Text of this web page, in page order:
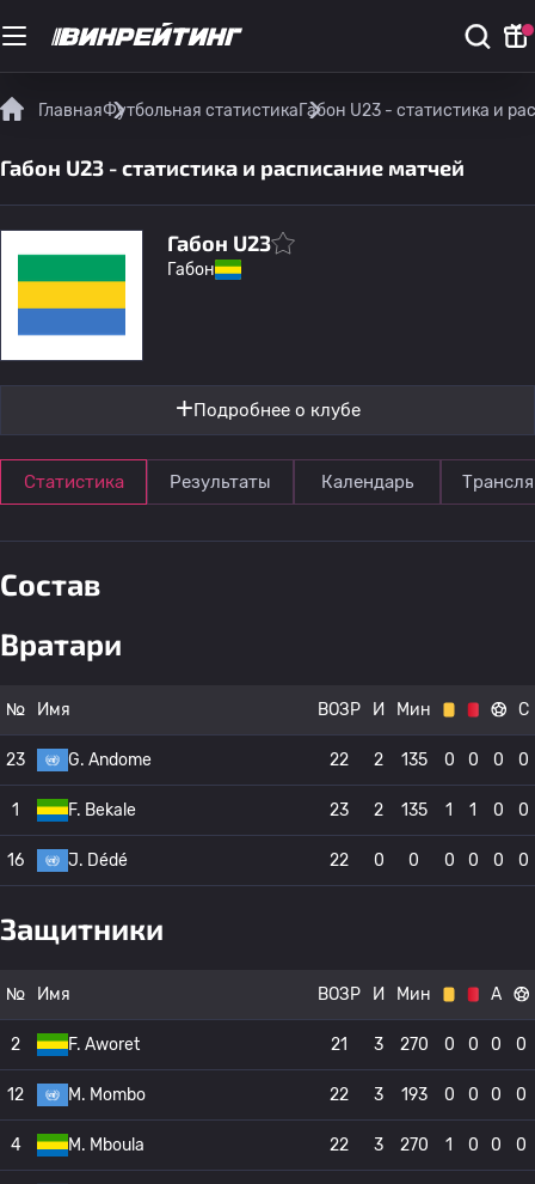
ГлавнаяФутбольная статистикаГабон U23 - статистика и
Габон U23 - статистика и расписание матчей
Габон U23
Габон
Подробнее о клубе
Статистика Результаты Календарь
Состав
Вратари
№ Имя ВОЗР И Мин С
23 G. Andome 22 2 135 0 0 0 0
1 F. Bekale 23 2 135 1 1 0 0
16 J. Dédé 22 0 0 0 0 0 0
Защитники
№ Имя ВОЗР И Мин А
2 F. Aworet 21 3 270 0 0 0 0
12 M. Mombo 22 3 193 0 0 0 0
4 M. Mboula 22 3 270 1 0 0 0